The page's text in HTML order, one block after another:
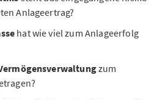
Anlageertrag?
hat wie viel zum Anlageerfolg
zum